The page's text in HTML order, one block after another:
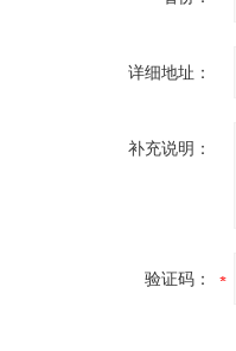
详细地址：
补充说明：
验证码：